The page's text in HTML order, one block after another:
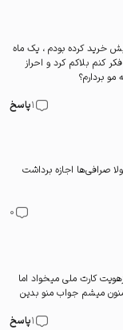
خرید کرده بودم ، یک ماه
کنم بلاکم کرد و احراز
بردارم؟
1پاسخ
صرافی‌ها اجازه برداشت
0
کارت ملی میخواد اما
میشم جواب منو بدین
1پاسخ